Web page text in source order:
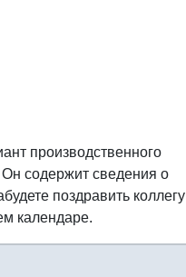
производственного
содержит сведения о
поздравить коллегу
календаре.